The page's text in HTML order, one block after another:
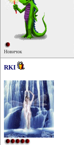
Новичок
RKI